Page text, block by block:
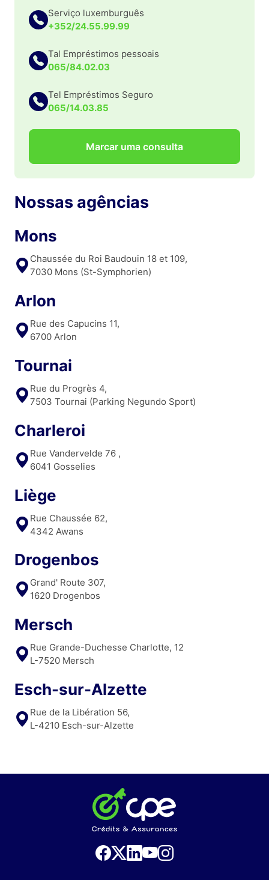
Serviço luxemburguês
+352/24.55.99.99
Tal Empréstimos pessoais
065/84.02.03
Tel Empréstimos Seguro
065/14.03.85
Marcar uma consulta
Nossas agências
Mons
Chaussée du Roi Baudouin 18 et 109,
7030 Mons (St-Symphorien)
Arlon
Rue des Capucins 11,
6700 Arlon
Tournai
Rue du Progrès 4,
7503 Tournai (Parking Negundo Sport)
Charleroi
Rue Vandervelde 76 ,
6041 Gosselies
Liège
Rue Chaussée 62,
4342 Awans
Drogenbos
Grand' Route 307,
1620 Drogenbos
Mersch
Rue Grande-Duchesse Charlotte, 12
L-7520 Mersch
Esch-sur-Alzette
Rue de la Libération 56,
L-4210 Esch-sur-Alzette